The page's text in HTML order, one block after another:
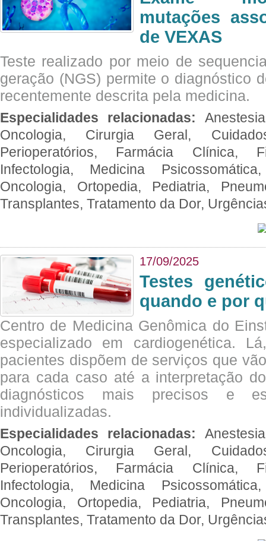
mutações
de VEXAS
Teste realizado por meio de
geração (NGS) permite o diagnóstico
recentemente descrita pela medicina.
Especialidades relacionadas:
Oncologia, Cirurgia Geral,
Perioperatórios, Farmácia Clínica,
Infectologia, Medicina
Oncologia, Ortopedia, Pediatria,
Transplantes, Tratamento da Dor,
17/09/2025
Testes
quando e por
Centro de Medicina Genômica do
especializado em cardiogenética.
pacientes dispõem de serviços que
para cada caso até a interpretação
diagnósticos mais precisos e
individualizadas.
Especialidades relacionadas:
Oncologia, Cirurgia Geral,
Perioperatórios, Farmácia Clínica,
Infectologia, Medicina
Oncologia, Ortopedia, Pediatria,
Transplantes, Tratamento da Dor,